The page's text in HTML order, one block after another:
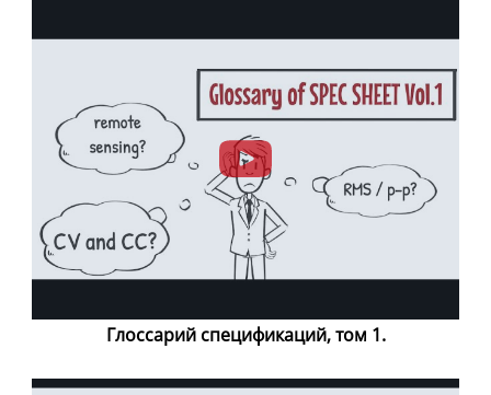
Глоссарий спецификаций, том 1.